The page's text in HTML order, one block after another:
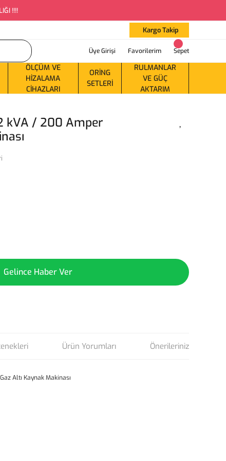
!!!!
Kargo Takip
Üye Girişi Favorilerim Sepet
ÖLÇÜM VE
HIZALAMA
CIHAZLARI
ORING
SETLERI
RULMANLAR
VE GÜÇ
AKTARIM
kVA / 200 Amper
Gelince Haber Ver
Ürün Yorumları Önerileriniz
Altı Kaynak Makinası